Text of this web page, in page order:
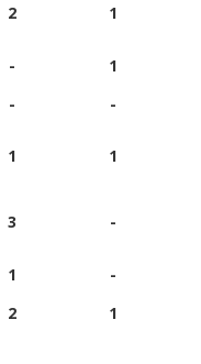
2 1
-
1
- -
1 1
3 -
1
-
2 1